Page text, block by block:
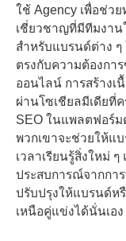
ใช้ Agency เพื่อช่ว
เชี่ยวชาญที่มีทีมงาน
สำหรับแบรนด์ต่าง
ตรงกับความต้องกา
ออนไลน์ การสร้าง
ผ่านโซเชียลมีเดียที่
SEO ในแพลตฟอร์ม
พวกเขาจะช่วยให้แบ
เวลาเรียนรู้สิ่งใหม่
ประสบการณ์จากกา
ปรับปรุงให้แบรนด์ห
เหนือคู่แข่งได้นั่นเอง